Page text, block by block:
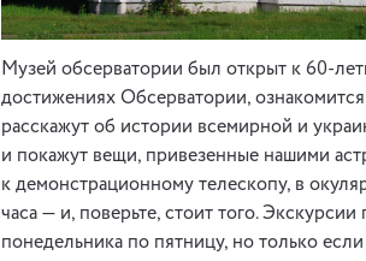
Музей обсерватории был открыт к 60-
достижениях Обсерватории,
расскажут об истории всемирной и
и покажут вещи, привезенные нашими
к демонстрационному телескопу, в
часа — и, поверьте, стоит того.
понедельника по пятницу, но только